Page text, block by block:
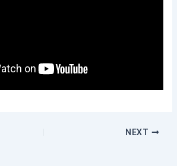
NEXT